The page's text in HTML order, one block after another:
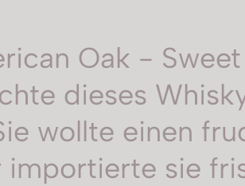
Oak -
dieses
wollte einen
sie